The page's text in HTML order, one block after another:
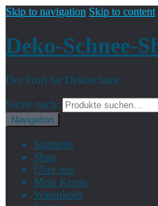
Skip to navigation Skip to content
Deko-Schnee-
Der Profi für Dekoschnee
Suche nach:
Navigation
Startseite
Shop
Über uns
Mein Konto
Warenkorb